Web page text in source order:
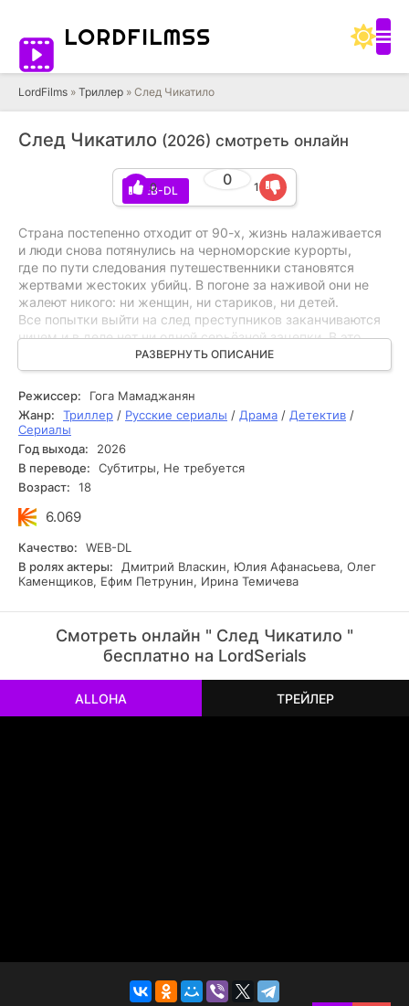
LORDFILMSS
LordFilms » Триллер » След Чикатило
След Чикатило (2026) смотреть онлайн
WEB-DL
0
0 1
Страна постепенно отходит от 90-х, жизнь налаживается
и люди снова потянулись на черноморские курорты,
где по пути следования путешественники становятся
жертвами жестоких убийц. В погоне за наживой они не
жалеют никого: ни женщин, ни стариков, ни детей.
Все попытки выйти на след преступников заканчиваются
ничем и в деле нет ни одной серьёзной зацепки. В это
же время Виталий Витвицкий с беременной женой Ириной
Овсянниковой отправляются в отпуск в Крым и сами
попадают в лапы преступников, которыми оказываются
члены «Банды Амазонок», возглавляемой некоей Оспой.
РАЗВЕРНУТЬ ОПИСАНИЕ
Режиссер:
Гога Мамаджанян
Жанр:
Триллер / Русские сериалы / Драма / Детектив /
Сериалы
Год выхода:
2026
В переводе:
Субтитры, Не требуется
Возраст:
18
6.069
Качество:
WEB-DL
В ролях актеры:
Дмитрий Власкин, Юлия Афанасьева, Олег
Каменщиков, Ефим Петрунин, Ирина Темичева
Смотреть онлайн " След Чикатило "
бесплатно на LordSerials
РЕКЛАМА
РЕКЛАМА
РЕКЛАМАALLOHA ТРЕЙЛЕР